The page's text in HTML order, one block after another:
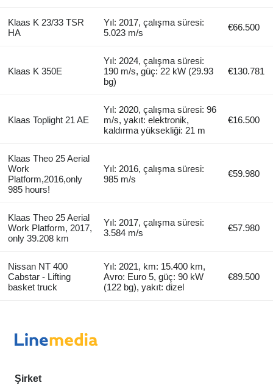
Klaas K 23/33 TSR
HA
Yıl: 2017, çalışma süresi:
5.023 m/s
€66.500
Klaas K 350E
Yıl: 2024, çalışma süresi:
190 m/s, güç: 22 kW (29.93
bg)
€130.781
Klaas Toplight 21 AE
Yıl: 2020, çalışma süresi: 96
m/s, yakıt: elektronik,
kaldırma yüksekliği: 21 m
€16.500
Klaas Theo 25 Aerial
Work
Platform,2016,only
985 hours!
Yıl: 2016, çalışma süresi:
985 m/s
€59.980
Klaas Theo 25 Aerial
Work Platform, 2017,
only 39.208 km
Yıl: 2017, çalışma süresi:
3.584 m/s
€57.980
Nissan NT 400
Cabstar - Lifting
basket truck
Yıl: 2021, km: 15.400 km,
Avro: Euro 5, güç: 90 kW
(122 bg), yakıt: dizel
€89.500
Şirket